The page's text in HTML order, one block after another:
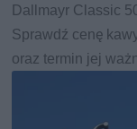
Dallmayr Classic
Sprawdź cenę
oraz termin jej